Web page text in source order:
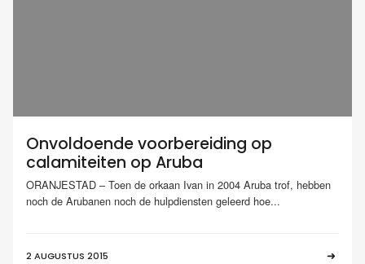
Onvoldoende voorbereiding op
calamiteiten op Aruba
ORANJESTAD – Toen de orkaan Ivan in 2004 Aruba trof, hebben
noch de Arubanen noch de hulpdiensten geleerd hoe...
2 AUGUSTUS 2015